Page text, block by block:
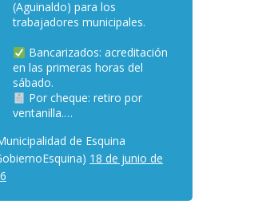
(Aguinaldo) para los
trabajadores municipales.
Bancarizados: acreditación
en las primeras horas del
sábado.
Por cheque: retiro por
ventanilla.…
de Esquina
18 de junio de